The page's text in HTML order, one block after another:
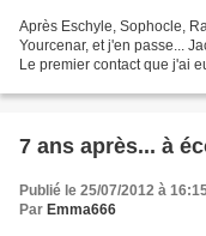
Après Eschyle, Sophocle,
Yourcenar, et j'en passe...
Le premier contact que j'ai
7 ans après... à
Publié le 25/07/2012 à
Par Emma666